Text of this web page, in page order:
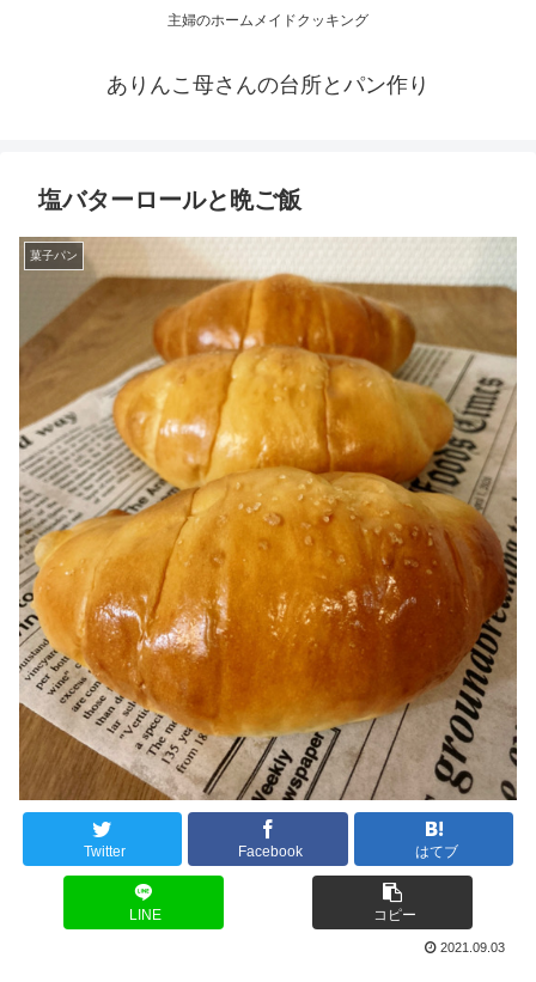
主婦のホームメイドクッキング
ありんこ母さんの台所とパン作り
塩バターロールと晩ご飯
菓子パン
Twitter Facebook はてブ
LINE コピー
2021.09.03